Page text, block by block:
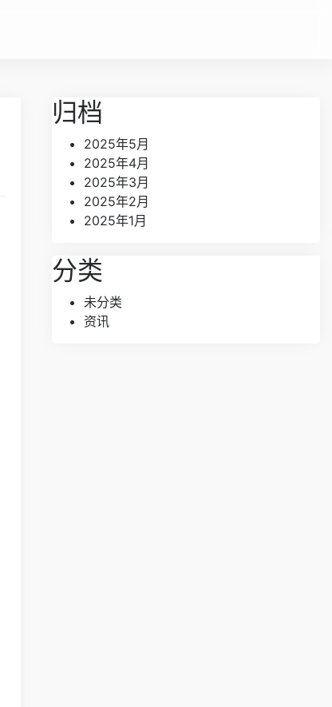
归档
2025年5月
2025年4月
2025年3月
2025年2月
2025年1月
分类
未分类
资讯